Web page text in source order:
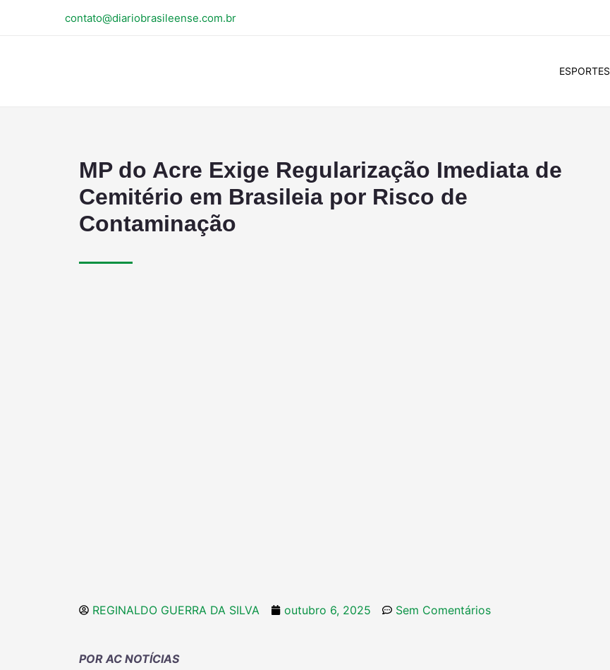
contato@diariobrasileense.com.br
ESPORTES
MP do Acre Exige Regularização Imediata de
Cemitério em Brasileia por Risco de
Contaminação
REGINALDO GUERRA DA SILVA outubro 6, 2025 Sem Comentários
POR AC NOTÍCIAS